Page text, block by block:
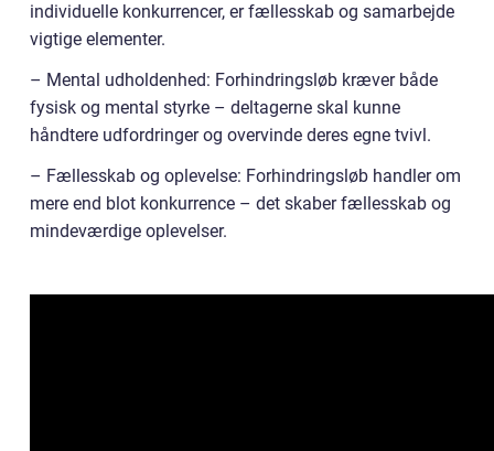
individuelle konkurrencer, er fællesskab og samarbejde
vigtige elementer.
– Mental udholdenhed: Forhindringsløb kræver både
fysisk og mental styrke – deltagerne skal kunne
håndtere udfordringer og overvinde deres egne tvivl.
– Fællesskab og oplevelse: Forhindringsløb handler om
mere end blot konkurrence – det skaber fællesskab og
mindeværdige oplevelser.